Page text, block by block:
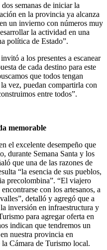
semanas de iniciar la
en la provincia ya alcanza
un invierno con números muy
la actividad en una
política de Estado”.
a los presentes a escanear
de cada destino para este
que todos tengan
vez, puedan compartirla con
entre todos”.
memorable
el excelente desempeño que
durante Semana Santa y los
que una de las razones de
“la esencia de sus pueblos,
precolombina”. “El viajero
con los artesanos, a
detalló y agregó que a
inversión en infraestructura y
para agregar oferta en
indican que tendremos un
nuestra provincia en
Cámara de Turismo local.